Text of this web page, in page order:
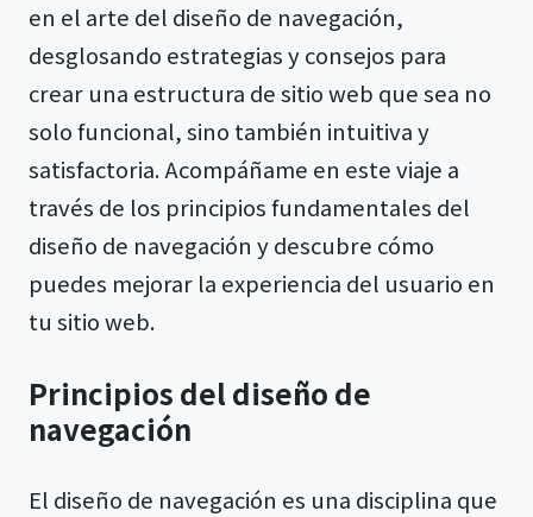
en el arte del diseño de navegación,
desglosando estrategias y consejos para
crear una estructura de sitio web que sea no
solo funcional, sino también intuitiva y
satisfactoria. Acompáñame en este viaje a
través de los principios fundamentales del
diseño de navegación y descubre cómo
puedes mejorar la experiencia del usuario en
tu sitio web.
Principios del diseño de
navegación
El diseño de navegación es una disciplina que